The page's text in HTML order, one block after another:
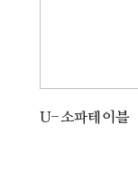
U-소파테이블